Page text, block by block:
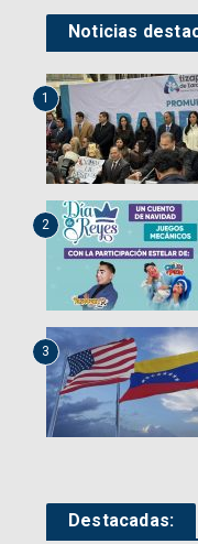
Noticias
1
2
3
Destacadas: